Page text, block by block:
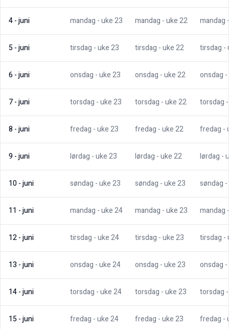
4-juni mandag - uke23 mandag - uke22 mandag
5-juni tirsdag - uke23 tirsdag - uke22 tirsdag -
6-juni onsdag - uke23 onsdag - uke22 onsdag
7-juni torsdag - uke23 torsdag - uke22 torsdag
8-juni fredag - uke23 fredag - uke22 fredag -
9-juni lørdag - uke23 lørdag - uke22 lørdag -
10-juni søndag - uke23 søndag - uke23 søndag
11 -juni mandag - uke24 mandag - uke23 mandag
12-juni tirsdag - uke24 tirsdag - uke23 tirsdag -
13 -juni onsdag - uke24 onsdag - uke23 onsdag
14-juni torsdag - uke24 torsdag - uke23 torsdag
15-juni fredag - uke24 fredag - uke23 fredag -